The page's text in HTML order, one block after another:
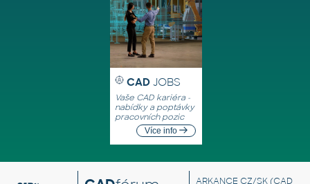
CAD JOBS
Vaše CAD kariéra -
nabídky a poptávky
pracovních pozic
Více info
ARKANCE CZ/SK(CAD